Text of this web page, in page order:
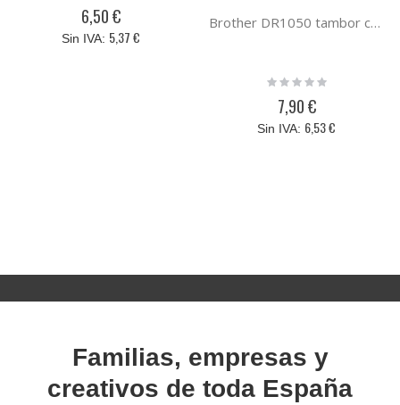
6,50 €
5,37 €
Brother DR1050 tambor compatible
Rating:
7,90 €
6,53 €
Familias, empresas y
creativos de toda España